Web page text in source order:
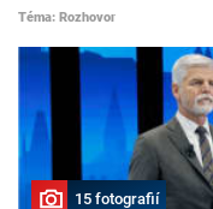
Téma: Rozhovor
15 fotografií